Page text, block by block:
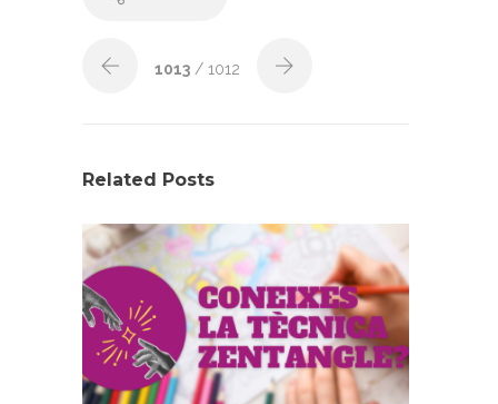
1013 / 1012
Related Posts